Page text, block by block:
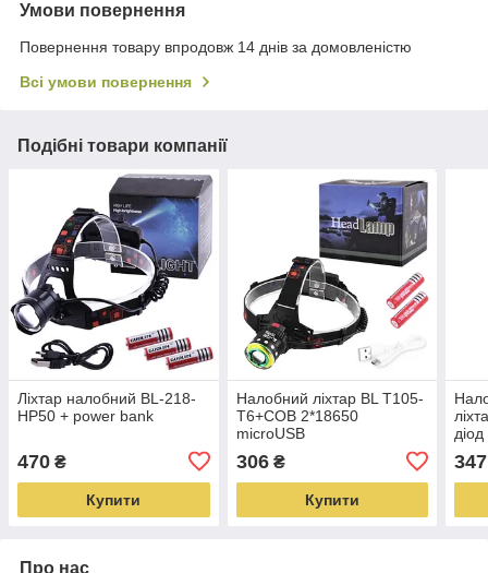
Умови повернення
Повернення товару впродовж 14 днів за домовленістю
Всі умови повернення
Подібні товари компанії
Ліхтар налобний BL-218-
HP50 + power bank
470 ₴
Купити
Налобний ліхтар BL T105-
T6+COB 2*18650
microUSB
306₴
Купити
347
Про нас